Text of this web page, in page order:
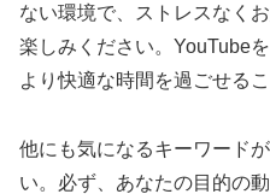
ない環境で、ストレスなく
楽しみください。YouTube
より快適な時間を過ごせる
他にも気になるキーワード
い。必ず、あなたの目的